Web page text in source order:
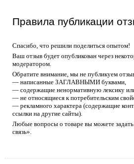
Правила публикации
Спасибо, что решили поделиться опытом!
Ваш отзыв будет опубликован через
модератором.
Обратите внимание, мы не публикуем
— написанные ЗАГЛАВНЫМИ буквами,
— содержащие ненормативную лексику
— не относящиеся к потребительским
— рекламного характера (содержащие
ссылки на другие сайты).
Любые вопросы о товаре вы можете задать
связь».